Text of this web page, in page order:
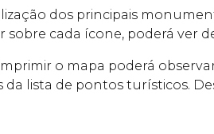
dos principais
sobre cada ícone, poderá ver
o mapa poderá
lista de pontos turísticos.